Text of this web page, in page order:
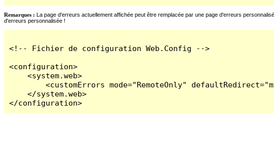
Remarques : La page d'erreurs actuellement affichée peut être remplacée par une page d'erreurs
d'erreurs personnalisée !
<!-- Fichier de configuration Web.Config -->
<configuration>
    <system.web>
<customErrors mode="RemoteOnly"
    </system.web>
</configuration>